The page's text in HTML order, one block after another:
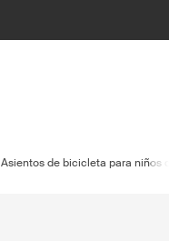
Asientos de bicicleta para niños